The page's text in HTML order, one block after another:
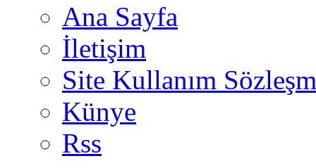
Ana Sayfa
İletişim
Site Kullanım
Künye
Rss